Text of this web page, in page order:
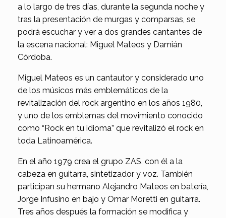
a lo largo de tres días, durante la segunda noche y
tras la presentación de murgas y comparsas, se
podrá escuchar y ver a dos grandes cantantes de
la escena nacional: Miguel Mateos y Damián
Córdoba.
Miguel Mateos es un cantautor y considerado uno
de los músicos más emblemáticos de la
revitalización del rock argentino en los años 1980,
y uno de los emblemas del movimiento conocido
como “Rock en tu idioma” que revitalizó el rock en
toda Latinoamérica.
En el año 1979 crea el grupo ZAS, con él a la
cabeza en guitarra, sintetizador y voz. También
participan su hermano Alejandro Mateos en batería,
Jorge Infusino en bajo y Omar Moretti en guitarra.
Tres años después la formación se modifica y